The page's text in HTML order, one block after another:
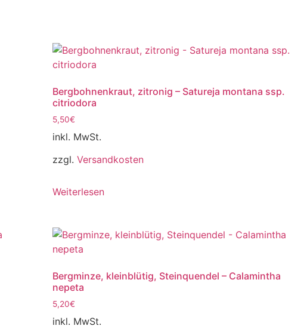
Bergbohnenkraut, zitronig – Satureja montana ssp.
citriodora
5,50€
inkl. MwSt.
zzgl.Versandkosten
Weiterlesen
Bergminze, kleinblütig, Steinquendel – Calamintha
nepeta
5,20€
inkl. MwSt.